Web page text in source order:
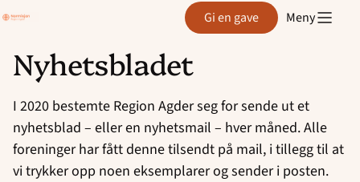
Hopp
innhold
Agder Gi en gave Meny
Nyhetsbladet
I 2020 bestemte Region Agder seg for sende ut et
nyhetsblad – eller en nyhetsmail – hver måned. Alle
foreninger har fått denne tilsendt på mail, i tillegg til at
vi trykker opp noen eksemplarer og sender i posten.